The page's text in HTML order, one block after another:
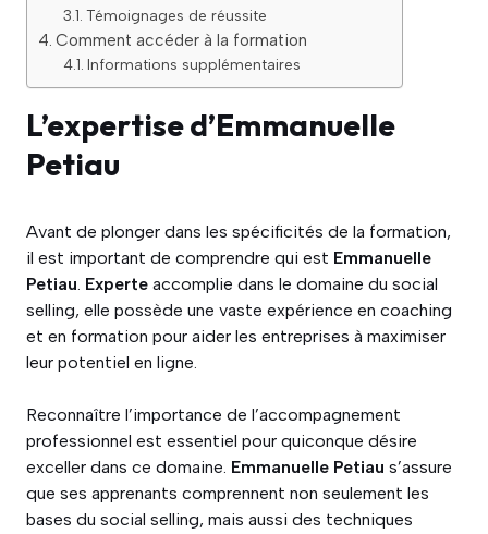
Témoignages de réussite
Comment accéder à la formation
Informations supplémentaires
L’expertise d’Emmanuelle
Petiau
Avant de plonger dans les spécificités de la formation,
il est important de comprendre qui est Emmanuelle
Petiau. Experte accomplie dans le domaine du social
selling, elle possède une vaste expérience en coaching
et en formation pour aider les entreprises à maximiser
leur potentiel en ligne.
Reconnaître l’importance de l’accompagnement
professionnel est essentiel pour quiconque désire
exceller dans ce domaine. Emmanuelle Petiau s’assure
que ses apprenants comprennent non seulement les
bases du social selling, mais aussi des techniques